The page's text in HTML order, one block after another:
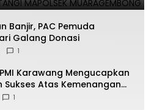
Banjir, PAC Pemuda
Galang Donasi
1
Sukses Atas Kemenangan
H.Sapin
1